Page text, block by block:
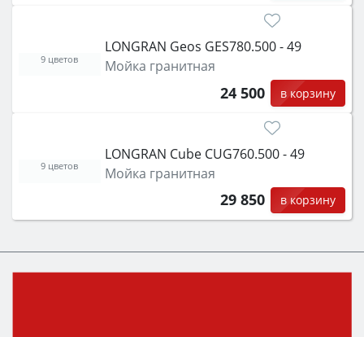
LONGRAN Geos GES780.500 - 49
Мойка гранитная
24 500 в корзину
9 цветов
LONGRAN Cube CUG760.500 - 49
Мойка гранитная
29 850 в корзину
9 цветов